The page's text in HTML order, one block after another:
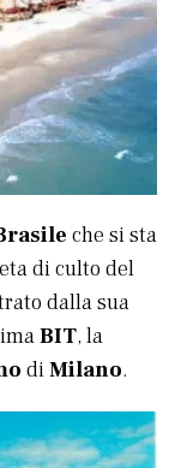
che si sta
di culto del
dalla sua
BIT, la
diMilano.